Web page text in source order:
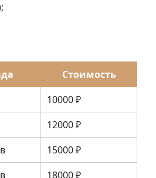
Стоимость
10000 ₽
12000 ₽
15000 ₽
18000 ₽